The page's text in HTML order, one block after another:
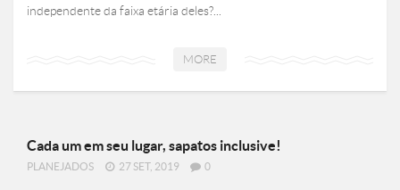
independente da faixa etária deles?...
MORE
Cada um em seu lugar, sapatos inclusive!
PLANEJADOS 27 SET, 2019 0